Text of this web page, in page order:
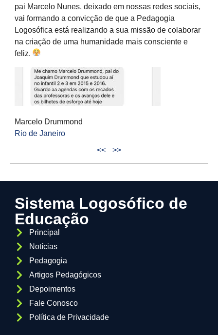
pai Marcelo Nunes, deixado em nossas redes sociais,
vai formando a convicção de que a Pedagogia
Logosófica está realizando a sua missão de colaborar
na criação de uma humanidade mais consciente e
feliz.
Marcelo Drummond
Rio de Janeiro
<<
>>
Sistema Logosófico de
Educação
Principal
Notícias
Pedagogia
Artigos Pedagógicos
Depoimentos
Fale Conosco
Política de Privacidade